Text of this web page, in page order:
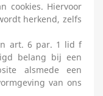
cookies. Hiervoor
herkend, zelfs
art. 6 par. 1 lid f
belang bij een
alsmede een
van ons